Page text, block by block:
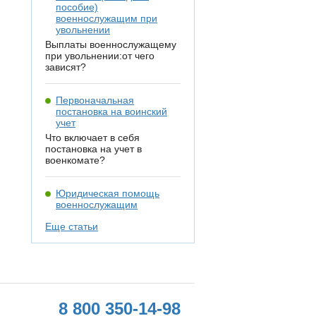
пособие)
военнослужащим при
увольнении
Выплаты военнослужащему
при увольнении:от чего
зависят?
Первоначальная
постановка на воинский
учет
Что включает в себя
постановка на учет в
военкомате?
Юридическая помощь
военнослужащим
Еще статьи
8 800 350-14-98